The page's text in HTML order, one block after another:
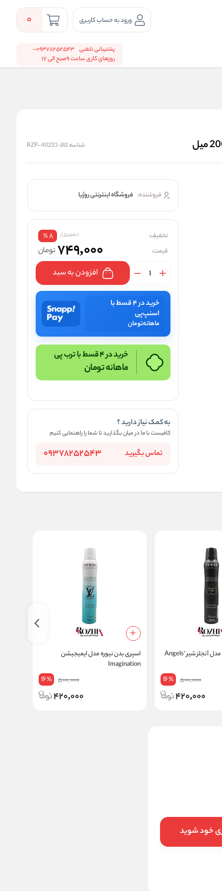
ورود به حساب کاربری 0
پشتیبانی تلفنی
09378252543-
روزهای کاری ساعت 9صبح الی 17
شناسه کالا: RZP-40233
فروشنده: فروشگاه اینترنتی روژیا
تخفیف: 810000
8
%
قیمت: 749,000 تومان
افزودن به سبد
خرید در ۴ قسط با
اسنپ‌پی
ماهانهتومان
خرید در 4 قسط با ترب پی
ماهانهتومان
به کمک نیاز دارید ؟
کافیست با ما در میان بگذارید تا شما را راهنمایی کنیم
تماس بگیرید 09378252543
اسپری بدن نیوره مدل آنجلز شیر Angels’
500,000
16%
420,000
اسپری بدن نیوره مدل ایمیجیشن
Imagination
500,000
16%
420,000
خود شوید